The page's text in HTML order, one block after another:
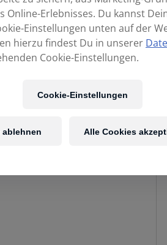
Online-Erlebnisses. Du kannst
Einstellungen unten auf der
hierzu findest Du in unserer
Cookie-Einstellungen.
Cookie-Einstellungen
ablehnen Alle Cookies